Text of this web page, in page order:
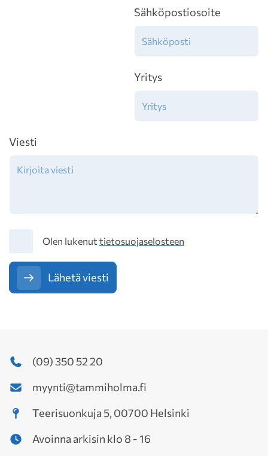
Sähköpostiosoite
Yritys
Viesti
TietosuojaOlen lukenut tietosuojaselosteen
Lähetä viesti
(09) 350 52 20
myynti@tammiholma.fi
Teerisuonkuja 5, 00700 Helsinki
Avoinna arkisin klo 8 - 16